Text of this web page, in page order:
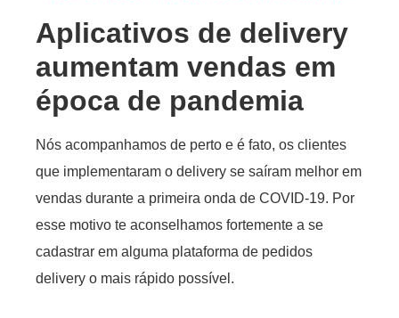
Aplicativos de delivery
aumentam vendas em
época de pandemia
Nós acompanhamos de perto e é fato, os clientes
que implementaram o delivery se saíram melhor em
vendas durante a primeira onda de COVID-19. Por
esse motivo te aconselhamos fortemente a se
cadastrar em alguma plataforma de pedidos
delivery o mais rápido possível.